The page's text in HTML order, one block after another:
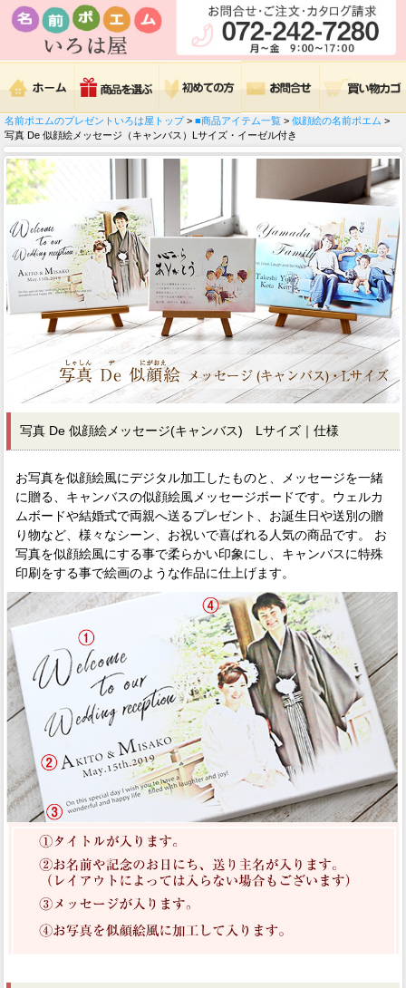
名前ポエムのプレゼントいろは屋トップ> ■商品アイテム一覧 > 似顔絵の名前ポエム >
写真 De 似顔絵メッセージ（キャンバス）Lサイズ・イーゼル付き
写真 De 似顔絵メッセージ(キャンバス) Lサイズ｜仕様
お写真を似顔絵風にデジタル加工したものと、メッセージを一緒
に贈る、キャンバスの似顔絵風メッセージボードです。ウェルカ
ムボードや結婚式で両親へ送るプレゼント、お誕生日や送別の贈
り物など、様々なシーン、お祝いで喜ばれる人気の商品です。 お
写真を似顔絵風にする事で柔らかい印象にし、キャンバスに特殊
印刷をする事で絵画のような作品に仕上げます。